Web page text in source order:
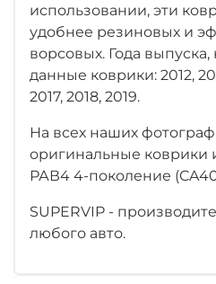
использовании, эти
удобнее резиновых и
ворсовых. Года
данные коврики: 2012,
2017, 2018, 2019.
На всех наших
оригинальные коврики
РАВ4 4-поколение
SUPERVIP -
любого авто.